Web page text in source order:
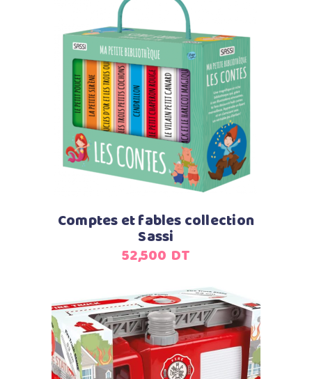
Ajouter au panier
Comptes et fables collection
Sassi
52,500 DT